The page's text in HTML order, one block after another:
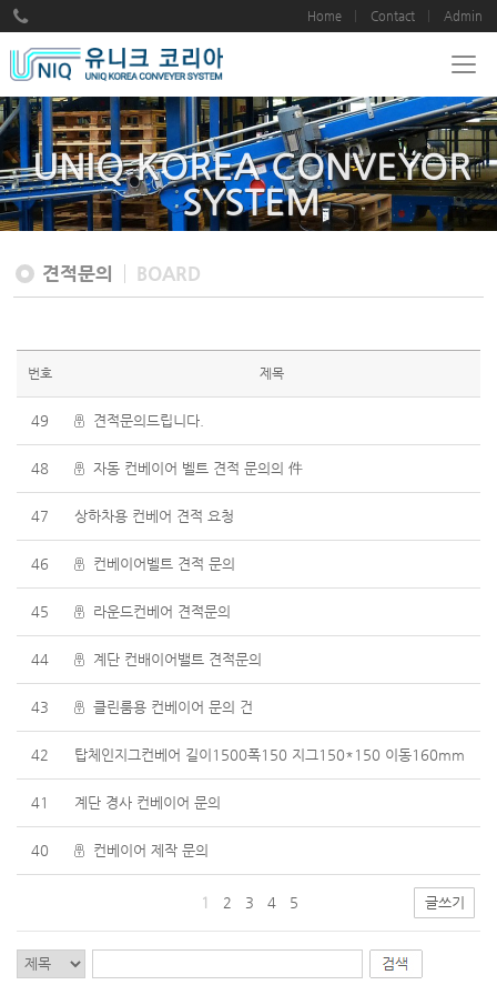
Home Contact Admin
UNIQ KOREA CONVEYOR
SYSTEM
견적문의 BOARD
번호 제목
49 견적문의드립니다.
48 자동 컨베이어 벨트 견적 문의의 件
47 상하차용 컨베어 견적 요청
46 컨베이어벨트 견적 문의
45 라운드컨베어 견적문의
44 계단 컨배이어밸트 견적문의
43 클린룸용 컨베이어 문의 건
42 탑체인지그컨베어 길이1500폭150 지그150*150 이동160mm
41 계단 경사 컨베이어 문의
40 컨베이어 제작 문의
1 2 3 4 5 글쓰기